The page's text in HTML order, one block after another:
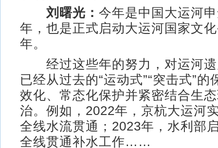
刘曙光： 今年是中国大运河
年，也是正式启动大运河国家文
年。
经过这些年的努力，对运河遗
已经从过去的“运动式”“突击式”
效化、常态化保护并紧密结合生
治。例如，2022年，京杭大运河
全线水流贯通；2023年，水利部
全线贯通补水工作……